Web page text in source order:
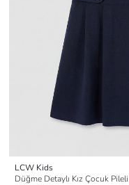
LCW Kids
Düğme Detaylı Kız Çocuk